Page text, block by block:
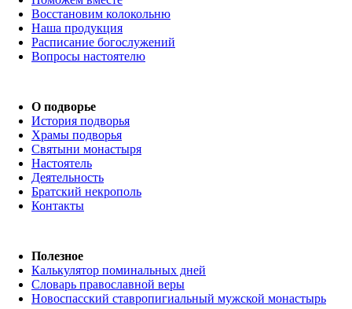
Восстановим колокольню
Наша продукция
Расписание богослужений
Вопросы настоятелю
О подворье
История подворья
Храмы подворья
Святыни монастыря
Настоятель
Деятельность
Братский некрополь
Контакты
Полезное
Калькулятор поминальных дней
Словарь православной веры
Новоспасский ставропигиальный мужской монастырь